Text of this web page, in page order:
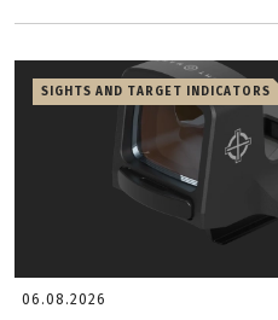
SIGHTS AND TARGET INDICATORS
06.08.2026